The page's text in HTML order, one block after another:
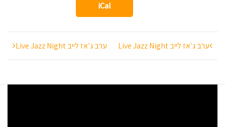
iCal
ניווט
ערב ג’אז לייב Live Jazz Night ערב ג’אז לייב Live Jazz Night